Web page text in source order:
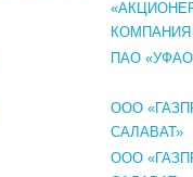
ПАО
ООО
САЛАВАТ»
ООО